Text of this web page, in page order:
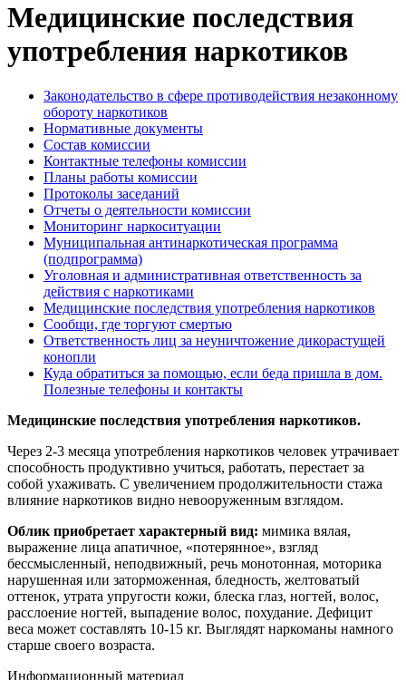
Медицинские последствия
употребления наркотиков
Законодательство в сфере противодействия незаконному
обороту наркотиков
Нормативные документы
Состав комиссии
Контактные телефоны комиссии
Планы работы комиссии
Протоколы заседаний
Отчеты о деятельности комиссии
Мониторинг наркоситуации
Муниципальная антинаркотическая программа
(подпрограмма)
Уголовная и административная ответственность за
действия с наркотиками
Медицинские последствия употребления наркотиков
Сообщи, где торгуют смертью
Ответственность лиц за неуничтожение дикорастущей
конопли
Куда обратиться за помощью, если беда пришла в дом.
Полезные телефоны и контакты
Медицинские последствия употребления наркотиков.
Через 2-3 месяца употребления наркотиков человек утрачивает
способность продуктивно учиться, работать, перестает за
собой ухаживать. С увеличением продолжительности стажа
влияние наркотиков видно невооруженным взглядом.
Облик приобретает характерный вид: мимика вялая,
выражение лица апатичное, «потерянное», взгляд
бессмысленный, неподвижный, речь монотонная, моторика
нарушенная или заторможенная, бледность, желтоватый
оттенок, утрата упругости кожи, блеска глаз, ногтей, волос,
расслоение ногтей, выпадение волос, похудание. Дефицит
веса может составлять 10-15 кг. Выглядят наркоманы намного
старше своего возраста.
Информационный материал